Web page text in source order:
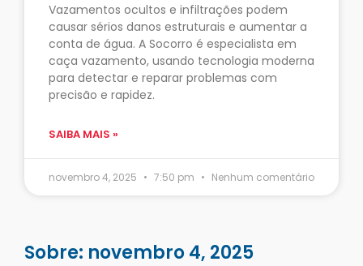
Vazamentos ocultos e infiltrações podem
causar sérios danos estruturais e aumentar a
conta de água. A Socorro é especialista em
caça vazamento, usando tecnologia moderna
para detectar e reparar problemas com
precisão e rapidez.
SAIBA MAIS »
novembro 4, 2025 7:50 pm Nenhum comentário
Sobre: novembro 4, 2025